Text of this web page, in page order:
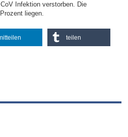
Infektion verstorben. Die
liegen.
teilen